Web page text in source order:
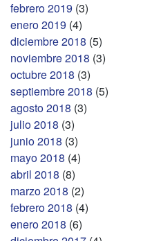
febrero 2019 (3)
enero 2019 (4)
diciembre 2018 (5)
noviembre 2018 (3)
octubre 2018 (3)
septiembre 2018 (5)
agosto 2018 (3)
julio 2018 (3)
junio 2018 (3)
mayo 2018 (4)
abril 2018 (8)
marzo 2018 (2)
febrero 2018 (4)
enero 2018 (6)